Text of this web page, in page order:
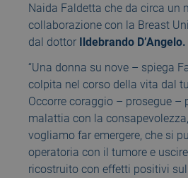
Naida Faldetta che da circa un
collaborazione con la Breast
dal dottor Ildebrando D’Angelo.
“Una donna su nove – spiega
colpita nel corso della vita dal
Occorre coraggio – prosegue –
malattia con la
vogliamo far emergere, che si
operatoria con il tumore e
ricostruito con effetti positivi